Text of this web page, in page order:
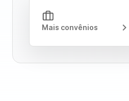
Mais convênios